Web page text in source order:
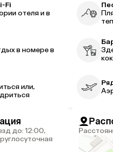
Fi
отеля и в
в номере в
или,
до: 12:00,